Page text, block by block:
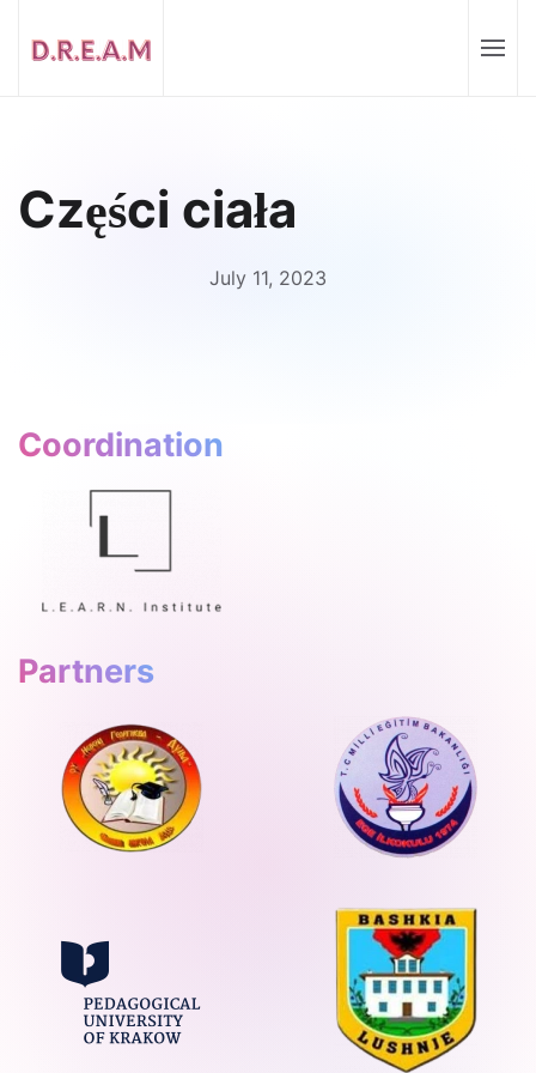
Części ciała
July 11, 2023
Coordination
Partners